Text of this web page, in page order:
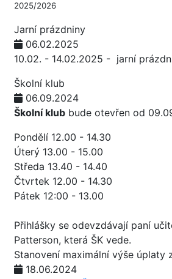
2025/2026
Jarní prázdniny
06.02.2025
10.02. - 14.02.2025 - jarní
Školní klub
06.09.2024
Školní klub bude otevřen od
Pondělí 12.00 - 14.30
Úterý 13.00 - 15.00
Středa 13.40 - 14.40
Čtvrtek 12.00 - 14.30
Pátek 12:00 - 13.00
Přihlášky se odevzdávají paní
Patterson, která ŠK vede.
Stanovení maximální výše úplaty
18.06.2024